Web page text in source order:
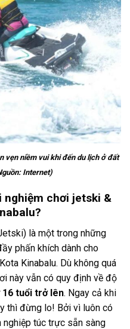
vẹn niềm vui khi đến du lịch ở đất
Internet)
nghiệm chơi jetski &
là một trong những
phấn khích dành cho
Kinabalu. Dù không quá
này vẫn có quy định về độ
tuổi trở lên. Ngay cả khi
thì đừng lo! Bởi vì luôn có
túc trực sẵn sàng